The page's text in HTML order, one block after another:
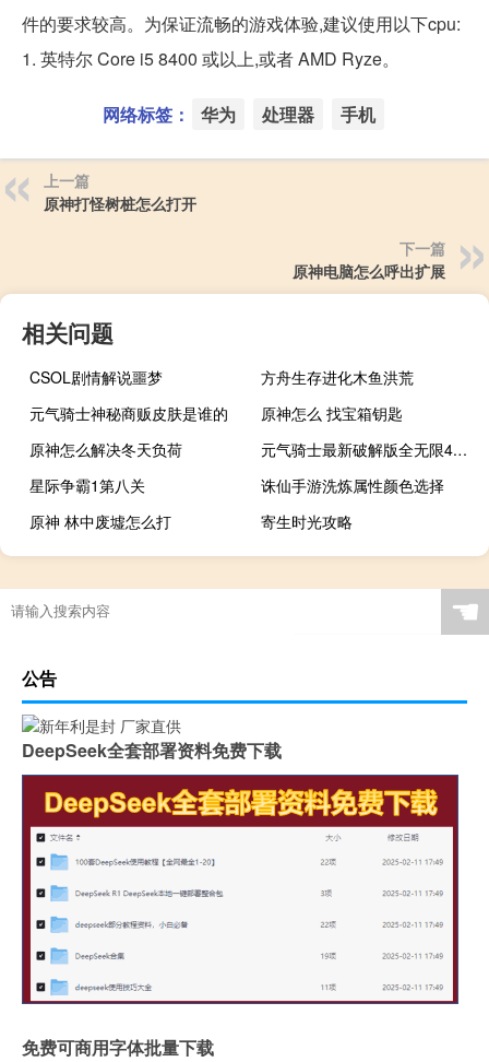
件的要求较高。为保证流畅的游戏体验,建议使用以下cpu:
1. 英特尔 Core i5 8400 或以上,或者 AMD Ryze。
网络标签： 华为 处理器 手机
上一篇
原神打怪树桩怎么打开
下一篇
原神电脑怎么呼出扩展
相关问题
CSOL剧情解说噩梦
方舟生存进化木鱼洪荒
元气骑士神秘商贩皮肤是谁的
原神怎么 找宝箱钥匙
原神怎么解决冬天负荷
元气骑士最新破解版全无限4.0.1
星际争霸1第八关
诛仙手游洗炼属性颜色选择
原神 林中废墟怎么打
寄生时光攻略
☚
公告
DeepSeek全套部署资料免费下载
免费可商用字体批量下载